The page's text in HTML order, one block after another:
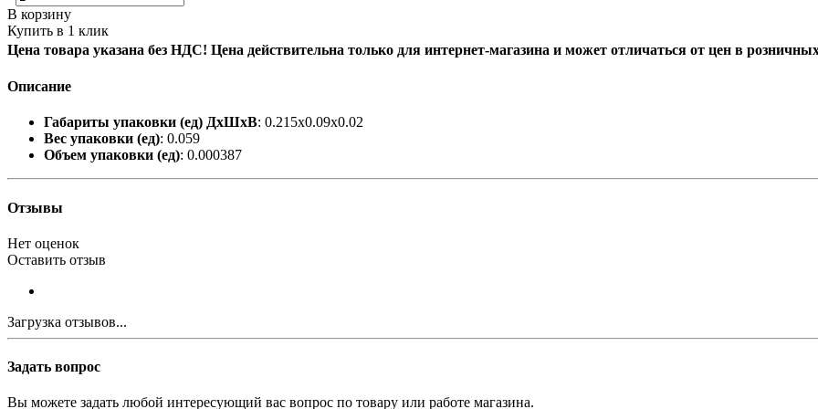
В корзину
Купить в 1 клик
Цена товара указана без НДС! Цена действительна только для интернет-магазина и может отличаться от цен в
Описание
Габариты упаковки (ед) ДхШхВ: 0.215x0.09x0.02
Вес упаковки (ед): 0.059
Объем упаковки (ед): 0.000387
Отзывы
Нет оценок
Оставить отзыв
Загрузка отзывов...
Задать вопрос
Вы можете задать любой интересующий вас вопрос по товару или работе магазина.